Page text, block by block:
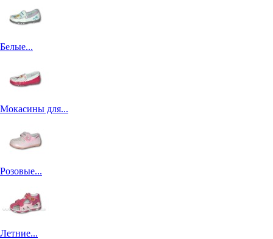
Белые...
Мокасины для...
Розовые...
Летние...